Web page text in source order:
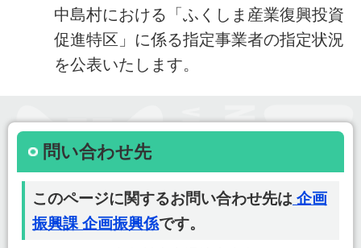
中島村における「ふくしま産業復興投資
促進特区」に係る指定事業者の指定状況
を公表いたします。
問い合わせ先
このページに関するお問い合わせ先は 企画
振興課 企画振興係です。